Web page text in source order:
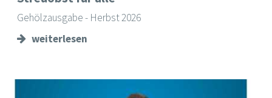
Gehölzausgabe - Herbst 2026
weiterlesen